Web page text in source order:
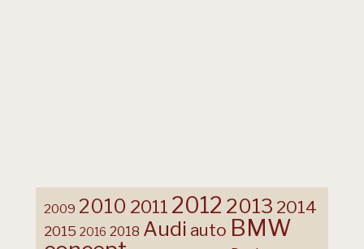
2009 2010 2011 2012 2013 2014
2015 2016 2018 Audi auto BMW